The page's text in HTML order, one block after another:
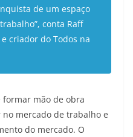
de um espaço
conta Raff
criador do Todos na
formar mão de obra
mercado de trabalho e
do mercado. O